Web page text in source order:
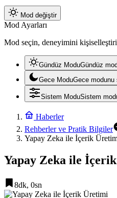
Mod değiştir
Mod Ayarları
Mod seçin, deneyimini
Gündüz ModuGündüz
Gece ModuGece modunu
Sistem ModuSistem
Haberler
Rehberler ve Pratik Bilgiler
Yapay Zeka ile İçerik
Yapay Zeka ile
8dk, 0sn